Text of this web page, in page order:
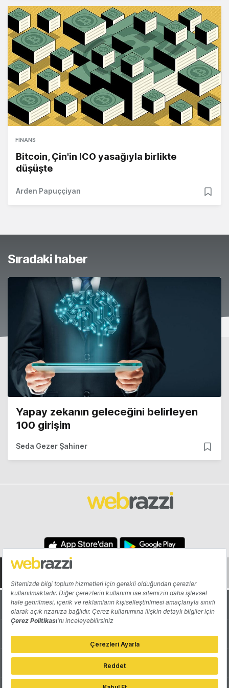
FINANS
Bitcoin, Çin'in ICO yasağıyla birlikte
düşüşte
Arden Papuççiyan
Sıradaki haber
Yapay zekanın geleceğini belirleyen
100 girişim
Seda Gezer Şahiner
Hakkında Yazarlar
Katkıda Bulun Reklam